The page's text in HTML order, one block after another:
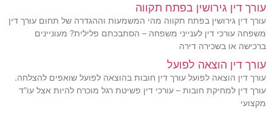
עורך דין גירושין בפתח תקווה
עורך דין גירושין בפתח תקווה מהי המשמעות וההגדרה של תחום עורך דין
משפחה עורכי דין לענייני משפחה – הסתבכתם פלילית? מעוניינים
ברכישה או בשכירה דירה
עורך דין הוצאה לפועל
עורך דין הוצאה לפועל עורך דין חובות בהוצאה לפועל שואפים להצלחה.
עורך דין למחיקת חובות – עורכי דין פשיטת רגל מוכרח להיות אצל עו”ד
מקצועי